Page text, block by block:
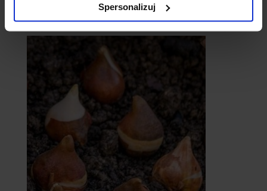
Spersonalizuj
- surmie